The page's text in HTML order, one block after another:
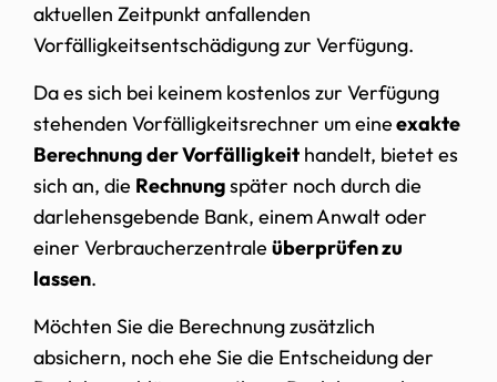
aktuellen Zeitpunkt anfallenden
Vorfälligkeitsentschädigung zur Verfügung.
Da es sich bei keinem kostenlos zur Verfügung
stehenden Vorfälligkeitsrechner um eineexakte
Berechnung der Vorfälligkeit handelt, bietet es
sich an, die Rechnungspäter noch durch die
darlehensgebende Bank, einem Anwalt oder
einer Verbraucherzentrale überprüfen zu
lassen.
Möchten Sie die Berechnung zusätzlich
absichern, noch ehe Sie die Entscheidung der